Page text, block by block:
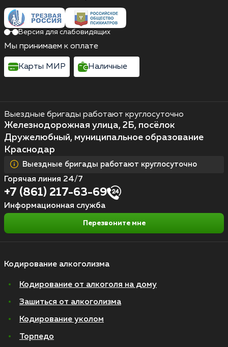
Кодирование алкоголизма
Кодирование от алкоголя на дому
Зашиться от алкоголизма
Кодирование уколом
Торпедо
Выездные бригады работают круглосуточно
Железнодорожная улица, 2Б, посёлок
Дружелюбный, муниципальное образование
Краснодар
Выездные бригады работают круглосуточно
Горячая линия 24/7
+7 (861) 217-63-69
Информационная служба
Перезвоните мне
Версия для слабовидящих
Мы принимаем к оплате
Карты МИР Наличные